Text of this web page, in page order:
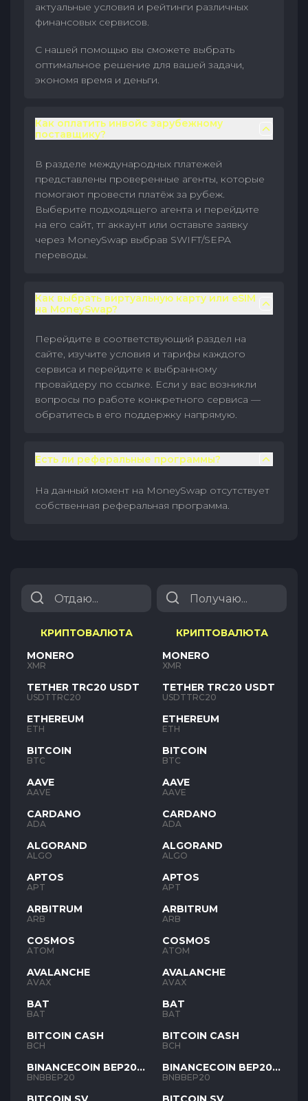
актуальные условия и рейтинги различных
финансовых сервисов.
С нашей помощью вы сможете выбрать
оптимальное решение для вашей задачи,
экономя время и деньги.
Как оплатить инвойс зарубежному
поставщику?
В разделе международных платежей
представлены проверенные агенты, которые
помогают провести платёж за рубеж.
Выберите подходящего агента и перейдите
на его сайт, тг аккаунт или оставьте заявку
через MoneySwap выбрав SWIFT/SEPA
переводы.
Как выбрать виртуальную карту или eSIM
на MoneySwap?
Перейдите в соответствующий раздел на
сайте, изучите условия и тарифы каждого
сервиса и перейдите к выбранному
провайдеру по ссылке. Если у вас возникли
вопросы по работе конкретного сервиса —
обратитесь в его поддержку напрямую.
Есть ли реферальные программы?
На данный момент на MoneySwap отсутствует
собственная реферальная программа.
КРИПТОВАЛЮТА
MONERO
XMR
TETHER TRC20 USDT
USDTTRC20
ETHEREUM
ETH
BITCOIN
BTC
AAVE
AAVE
CARDANO
ADA
ALGORAND
ALGO
APTOS
APT
ARBITRUM
ARB
COSMOS
ATOM
AVALANCHE
AVAX
BAT
BAT
BITCOIN CASH
BCH
BINANCECOIN BEP20
BNB
BNBBEP20
КРИПТОВАЛЮТА
MONERO
XMR
TETHER TRC20 USDT
USDTTRC20
ETHEREUM
ETH
BITCOIN
BTC
AAVE
AAVE
CARDANO
ADA
ALGORAND
ALGO
APTOS
APT
ARBITRUM
ARB
COSMOS
ATOM
AVALANCHE
AVAX
BAT
BAT
BITCOIN CASH
BCH
BINANCECOIN BEP20
BNB
BNBBEP20